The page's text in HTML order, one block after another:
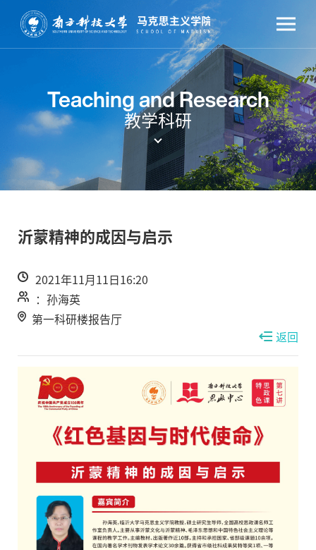
Teaching and Research
教学科研
沂蒙精神的成因与启示
2021年11月11日16:20
：孙海英
第一科研楼报告厅
返回